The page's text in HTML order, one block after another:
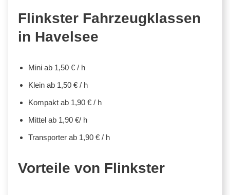
Flinkster Fahrzeugklassen
in Havelsee
Mini ab 1,50 € / h
Klein ab 1,50 € / h
Kompakt ab 1,90 € / h
Mittel ab 1,90 €/ h
Transporter ab 1,90 € / h
Vorteile von Flinkster